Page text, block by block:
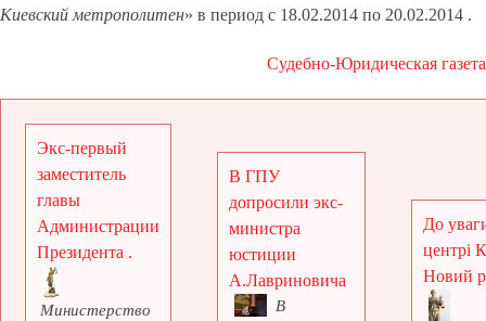
Киевский метрополитен» в период с 18.02.2014 по 20.02.2014 .
Судебно-Юридическая газета
Экс-первый
заместитель
главы
Администрации
Президента .
Министерство
В ГПУ
допросили экс-
министра
юстиции
А.Лавриновича
В
До
центрі
Новий